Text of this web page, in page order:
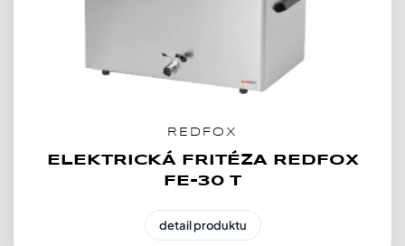
REDFOX
ELEKTRICKÁ FRITÉZA REDFOX
FE-30 T
detail produktu